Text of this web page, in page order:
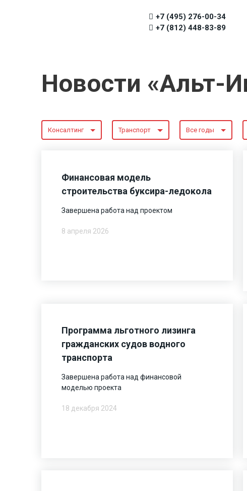
+7 (495) 276-00-34
+7 (812) 448-83-89
Новости «Альт-
Консалтинг Транспорт Все годы
Финансовая модель
строительства буксира-ледокола
Завершена работа над проектом
8 апреля 2026
Программа льготного лизинга
гражданских судов водного
транспорта
Завершена работа над финансовой
моделью проекта
18 декабря 2024